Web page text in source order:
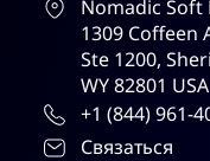
Nomadic Soft
1309 Coffeen
Ste 1200,
WY 82801 USA
+1 (844) 961-
Связаться